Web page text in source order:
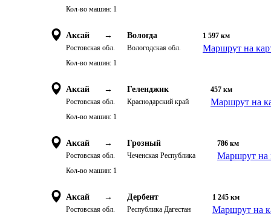
Кол-во машин: 1
Аксай →
Ростовская обл.
Вологда
Вологодская обл.
1 597 км
Маршрут на
Кол-во машин: 1
Аксай →
Ростовская обл.
Геленджик
Краснодарский край
457 км
Маршрут на
Кол-во машин: 1
Аксай →
Ростовская обл.
Грозный
Чеченская Республика
786 км
Маршрут на
Кол-во машин: 1
Аксай →
Ростовская обл.
Дербент
Республика Дагестан
1 245 км
Маршрут на